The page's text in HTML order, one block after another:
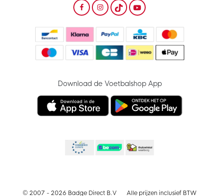
Download de Voetbalshop App
© 2007 - 2026 Badge Direct B.V Alle prijzen inclusief BTW